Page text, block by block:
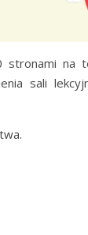
stronami na
sali